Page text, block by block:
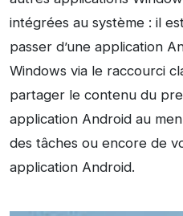
intégrées au système : il
passer d’une application
Windows via le raccourci
partager le contenu du
application Android au
des tâches ou encore de
application Android.